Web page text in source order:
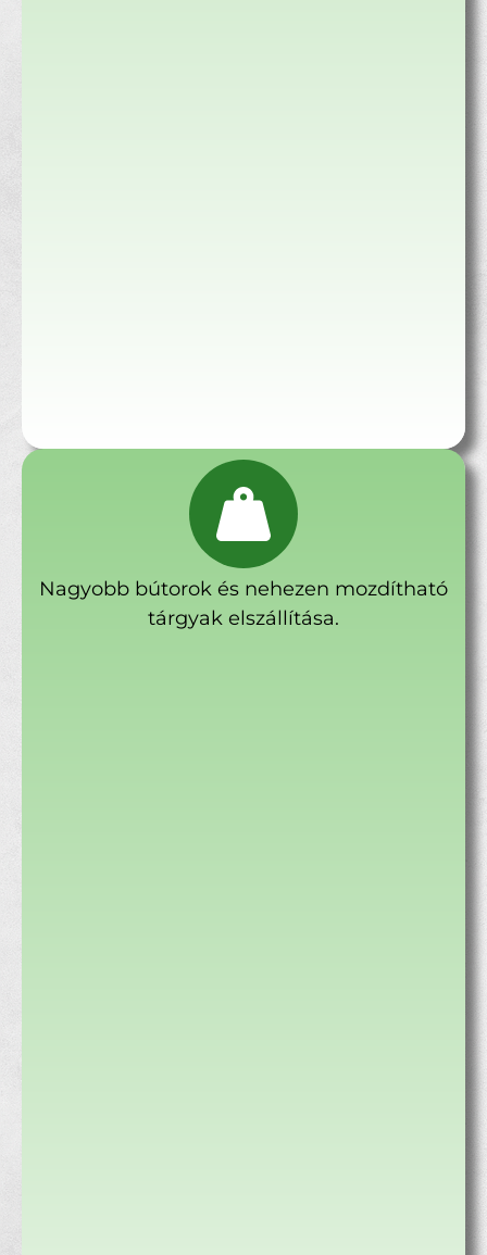
Nagyobb bútorok és nehezen mozdítható
tárgyak elszállítása.